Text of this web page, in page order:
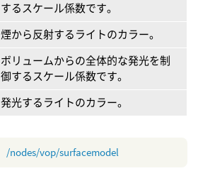
するスケール係数です。
煙から反射するライトのカラー。
ボリュームからの全体的な発光を制
御するスケール係数です。
発光するライトのカラー。
/nodes/vop/surfacemodel